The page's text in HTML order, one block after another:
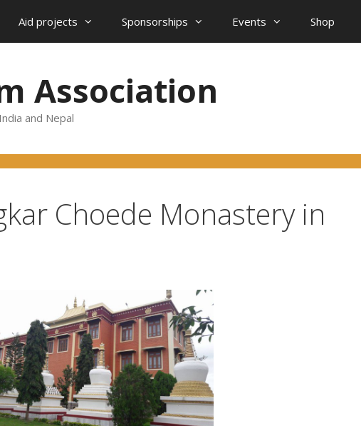
Aid projects Sponsorships Events Shop
Association
and Nepal
Choede Monastery in